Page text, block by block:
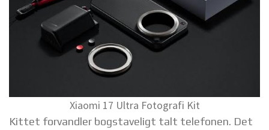
Xiaomi 17 Ultra Fotografi Kit
Kittet forvandler bogstaveligt talt telefonen. Det